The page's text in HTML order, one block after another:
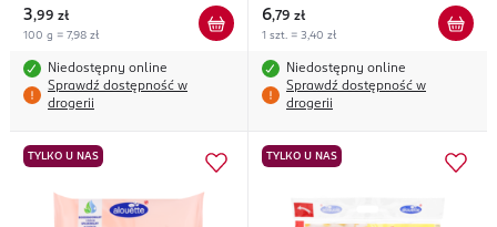
3,99 zł
100 g = 7,98 zł
Niedostępny online
Sprawdź dostępność w
drogerii
6,79 zł
1 szt. = 3,40 zł
Niedostępny online
Sprawdź dostępność w
drogerii
TYLKO U NAS TYLKO U NAS